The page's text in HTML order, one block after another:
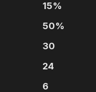
15%
50%
30
24
6